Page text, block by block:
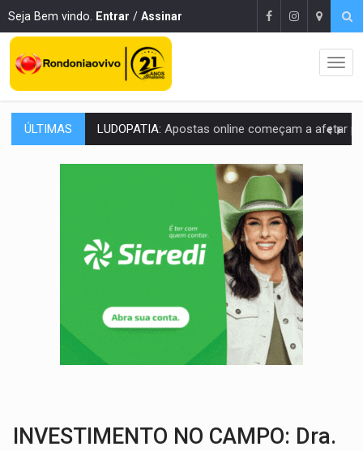
Seja Bem vindo. Entrar / Assinar
ÚLTIMAS REFLORESTAMENTO: Plantar árvores não será mais suficiente para
OVNIS NA LUA:Cientistas alertam para possível base secreta no satélite
ACABOU COM PEUGEOT: Incêndio destrói carro que era rebocado para oficina
Ladrão é filmado furtando moto na frente do bar
BOLSAS DE PESQUISA: Iniciativa Amazônia+10 lança chamada para fortalecer
Brasil tem grandes reservas de urânio, mas produz pouco e
VÍDEO:Serpente capturada na fábrica da Coca-Cola é
HOMENAGEM: Cientistas cassados pelo AI-5 se tornam pesquisadores
INVESTIMENTO NO CAMPO: Dra.